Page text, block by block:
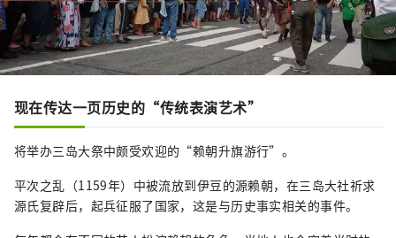
现在传达一页历史的“传统表演艺术”
将举办三岛大祭中颇受欢迎的“赖朝升旗游行”。
平次之乱（1159年）中被流放到伊豆的源赖朝，在三岛大社祈求
源氏复辟后，起兵征服了国家，这是与历史事实相关的事件。